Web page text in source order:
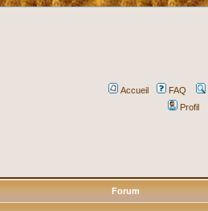
Accueil FAQ
Profil
Forum